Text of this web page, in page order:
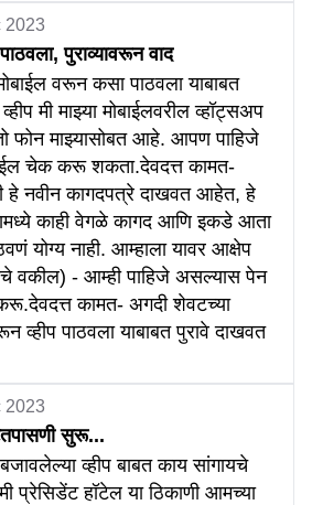
2023
पुराव्यावरून वाद
वरून कसा पाठवला याबाबत
मी माझ्या मोबाईलवरील व्हॉट्सअप
फोन माझ्यासोबत आहे. आपण पाहिजे
चेक करू शकता.देवदत्त कामत-
हे नवीन कागदपत्रे दाखवत आहेत, हे
काही वेगळे कागद आणि इकडे आता
योग्य नाही. आम्हाला यावर आक्षेप
वकील) - आम्ही पाहिजे असल्यास पेन
कामत- अगदी शेवटच्या
व्हीप पाठवला याबाबत पुरावे दाखवत
2023
सुरू...
व्हीप बाबत काय सांगायचे
प्रेसिडेंट हॉटेल या ठिकाणी आमच्या